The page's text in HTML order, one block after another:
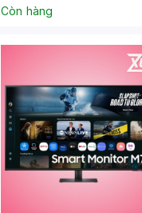
Còn hàng